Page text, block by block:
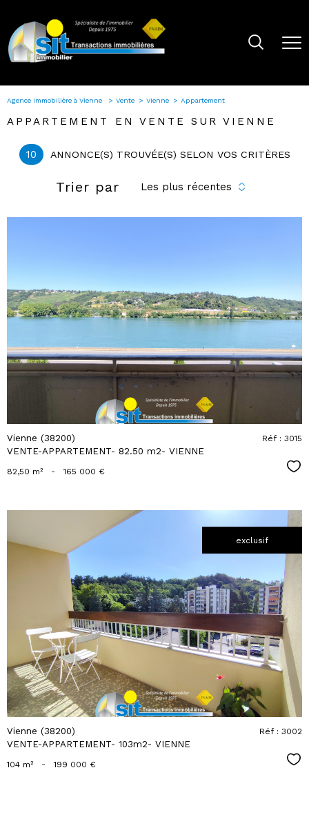
Agence immobilière à Vienne Vente Vienne Appartement
APPARTEMENT EN VENTE SUR VIENNE
10 ANNONCE(S) TROUVÉE(S) SELON VOS CRITÈRES
Trier par Les plus récentes
voir le
bien
Vienne (38200)
VENTE-APPARTEMENT- 82.50 m2- VIENNE
Réf : 3015
82,50 m² - 165 000 €
exclusif
voir le
bien
Vienne (38200)
VENTE-APPARTEMENT- 103m2- VIENNE
Réf : 3002
104 m² - 199 000 €